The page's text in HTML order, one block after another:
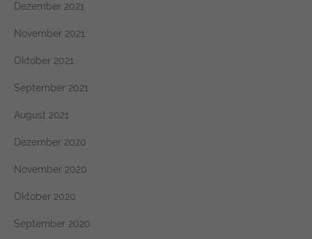
Dezember 2021
November 2021
Oktober 2021
September 2021
August 2021
Dezember 2020
November 2020
Oktober 2020
September 2020